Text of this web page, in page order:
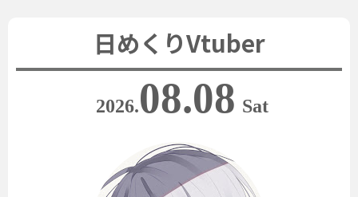
日めくりVtuber
2026.08.08 Sat